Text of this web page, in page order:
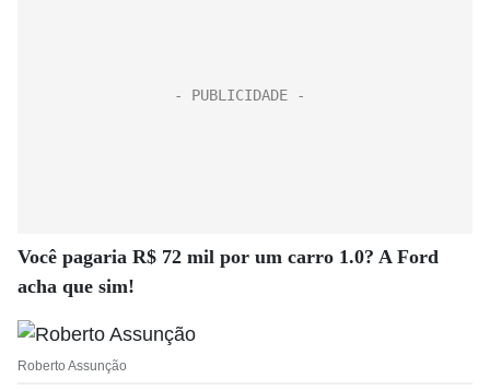
Você pagaria R$ 72 mil por um carro 1.0? A Ford
acha que sim!
Roberto Assunção